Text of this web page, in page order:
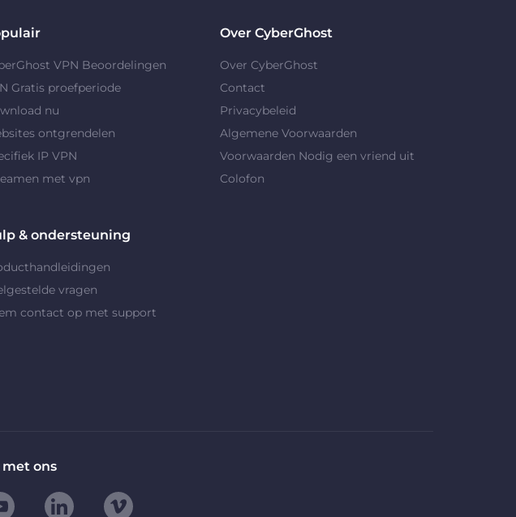
VPN Beoordelingen
Gratis proefperiode
nu
ontgrendelen
IP VPN
met vpn
Over CyberGhost
Over CyberGhost
Contact
Privacybeleid
Algemene Voorwaarden
Voorwaarden Nodig een vriend uit
Colofon
& ondersteuning
vragen
contact op met support
ons